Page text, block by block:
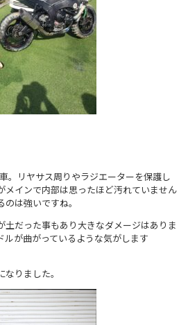
。リヤサス周りやラジエーターを保護し
メインで内部は思ったほど汚れていません
は強いですね。
土だった事もあり大きなダメージはありま
が曲がっているような気がします
りました。